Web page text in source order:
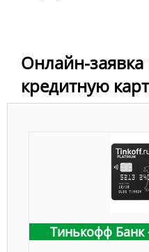
Онлайн-заявка
кредитную
Тинькофф Банк